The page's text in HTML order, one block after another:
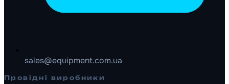
sales@equipment.com.ua
Провідні виробники